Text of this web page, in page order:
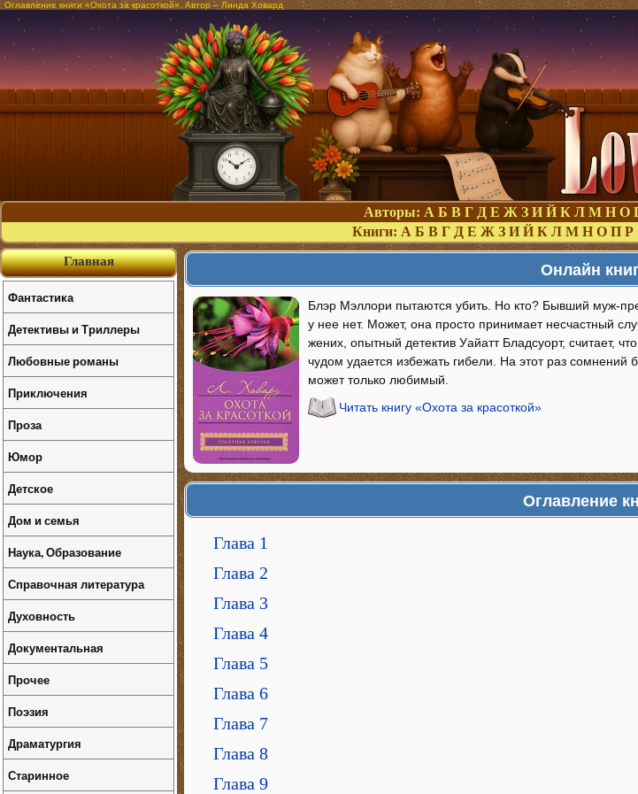
Оглавление книги «Охота за красоткой». Автор – Линда Ховард
Авторы: А Б В Г Д Е Ж З И Й К Л М Н О
Книги: А Б В Г Д Е Ж З И Й К Л М Н О П Р
Онлайн
Блэр Мэллори пытаются убить. Но кто? Бывший муж-
у нее нет. Может, она просто принимает несчастный
жених, опытный детектив Уайатт Бладсуорт, считает,
чудом удается избежать гибели. На этот раз
может только любимый.
Читать книгу «Охота за красоткой»
Оглавление
Глава 1
Глава 2
Глава 3
Глава 4
Глава 5
Глава 6
Глава 7
Глава 8
Глава 9
Главная
Фантастика
Детективы и Триллеры
Любовные романы
Приключения
Проза
Юмор
Детское
Дом и семья
Наука, Образование
Справочная литература
Духовность
Документальная
Прочее
Поэзия
Драматургия
Старинное